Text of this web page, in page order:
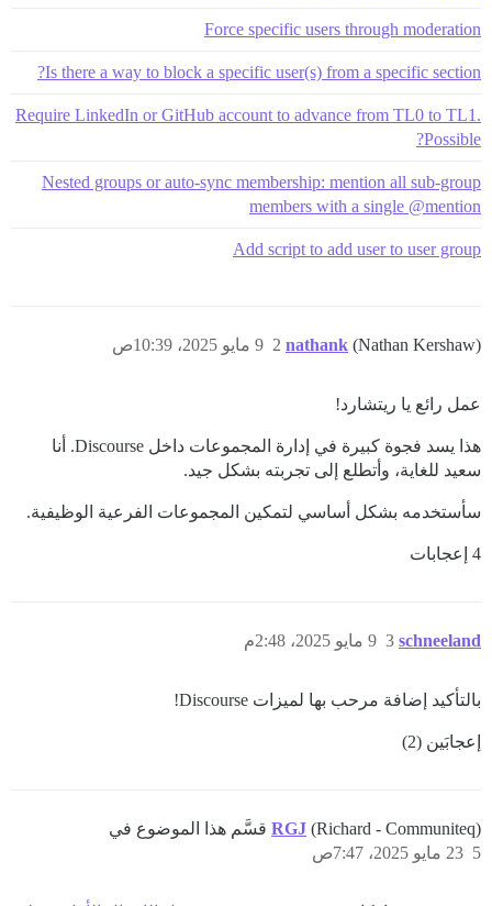
Force specific users through moderation
Is there a way to block a specific user(s) from a specific section?
Require LinkedIn or GitHub account to advance from TL0 to TL1.
Possible?
Nested groups or auto-sync membership: mention all sub-group
members with a single @mention
Add script to add user to user group
nathank (Nathan Kershaw) 9 مايو 2025، 10:39ص 2
عمل رائع يا ريتشارد!
هذا يسد فجوة كبيرة في إدارة المجموعات داخل Discourse. أنا
سعيد للغاية، وأتطلع إلى تجربته بشكل جيد.
سأستخدمه بشكل أساسي لتمكين المجموعات الفرعية الوظيفية.
4 إعجابات
schneeland 9 مايو 2025، 2:48م 3
بالتأكيد إضافة مرحب بها لميزات Discourse!
إعجابَين (2)
RGJ (Richard - Communiteq) قسَّم هذا الموضوع في
23 مايو 2025، 7:47ص 5